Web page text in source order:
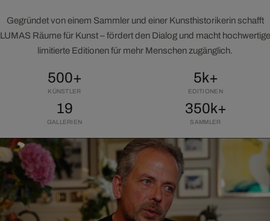
Gegründet von einem Sammler und einer Kunsthistorikerin schafft
LUMAS Räume für Kunst – fördert den Dialog und macht hochwertige
limitierte Editionen für mehr Menschen zugänglich.
500+
KÜNSTLER
5k+
EDITIONEN
19
GALLERIEN
350k+
SAMMLER